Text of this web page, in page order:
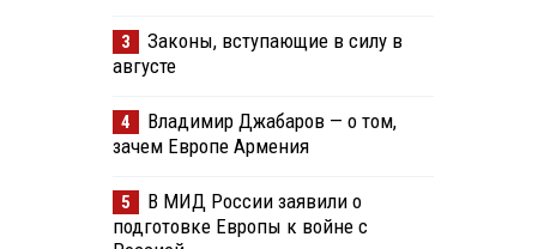
3
Законы, вступающие в силу в
августе
4
Владимир Джабаров — о том,
зачем Европе Армения
5
В МИД России заявили о
подготовке Европы к войне с